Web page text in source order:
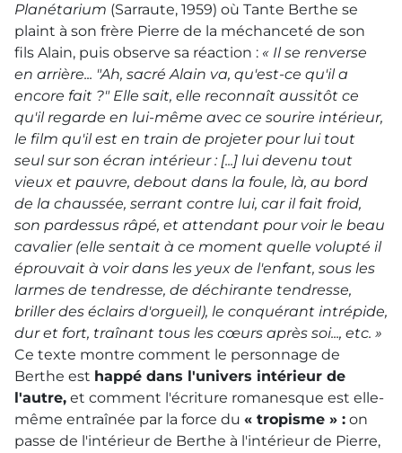
Planétarium (Sarraute, 1959) où Tante Berthe se
plaint à son frère Pierre de la méchanceté de son
fils Alain, puis observe sa réaction : « Il se renverse
en arrière... "Ah, sacré Alain va, qu'est-ce qu'il a
encore fait ?" Elle sait, elle reconnaît aussitôt ce
qu'il regarde en lui-même avec ce sourire intérieur,
le film qu'il est en train de projeter pour lui tout
seul sur son écran intérieur : [...] lui devenu tout
vieux et pauvre, debout dans la foule, là, au bord
de la chaussée, serrant contre lui, car il fait froid,
son pardessus râpé, et attendant pour voir le beau
cavalier (elle sentait à ce moment quelle volupté il
éprouvait à voir dans les yeux de l'enfant, sous les
larmes de tendresse, de déchirante tendresse,
briller des éclairs d'orgueil), le conquérant intrépide,
dur et fort, traînant tous les cœurs après soi..., etc. »
Ce texte montre comment le personnage de
Berthe est happé dans l'univers intérieur de
l'autre, et comment l'écriture romanesque est elle-
même entraînée par la force du « tropisme » : on
passe de l'intérieur de Berthe à l'intérieur de Pierre,